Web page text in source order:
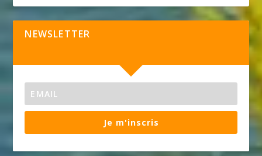
NEWSLETTER
Je m'inscris